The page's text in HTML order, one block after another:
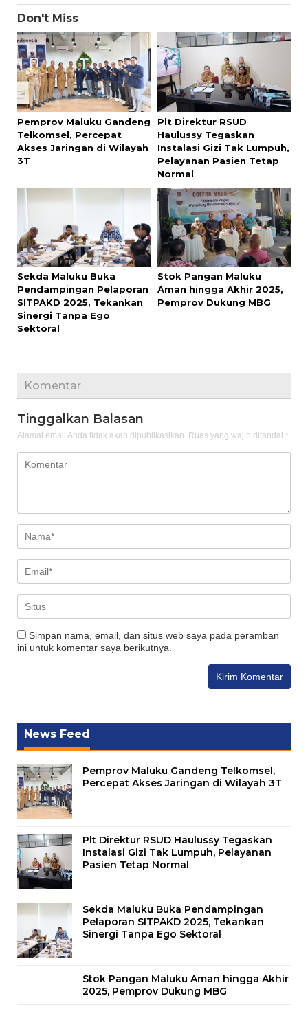
Don't Miss
Pemprov Maluku Gandeng
Telkomsel, Percepat
Akses Jaringan di Wilayah
3T
Plt Direktur RSUD
Haulussy Tegaskan
Instalasi Gizi Tak Lumpuh,
Pelayanan Pasien Tetap
Normal
Sekda Maluku Buka
Pendampingan Pelaporan
SITPAKD 2025, Tekankan
Sinergi Tanpa Ego
Sektoral
Stok Pangan Maluku
Aman hingga Akhir 2025,
Pemprov Dukung MBG
Komentar
Tinggalkan Balasan
Alamat email Anda tidak akan dipublikasikan. Ruas yang wajib ditandai *
Simpan nama, email, dan situs web saya pada peramban
ini untuk komentar saya berikutnya.
News Feed
Pemprov Maluku Gandeng Telkomsel,
Percepat Akses Jaringan di Wilayah 3T
Plt Direktur RSUD Haulussy Tegaskan
Instalasi Gizi Tak Lumpuh, Pelayanan
Pasien Tetap Normal
Sekda Maluku Buka Pendampingan
Pelaporan SITPAKD 2025, Tekankan
Sinergi Tanpa Ego Sektoral
Stok Pangan Maluku Aman hingga Akhir
2025, Pemprov Dukung MBG